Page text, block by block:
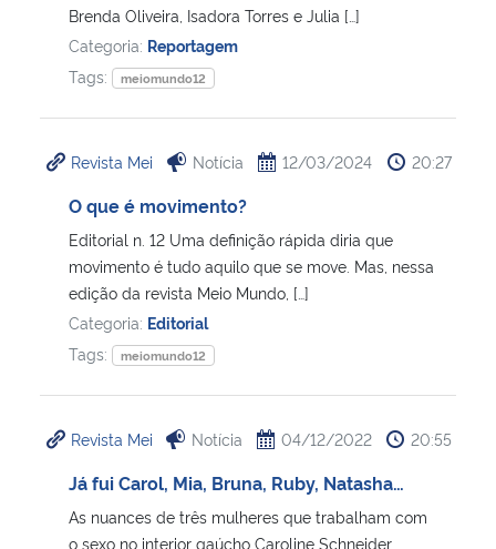
Brenda Oliveira, Isadora Torres e Julia […]
Categoria: Reportagem
Tags:
meiomundo12
Revista Mei Notícia 12/03/2024 20:27
O que é movimento?
Editorial n. 12 Uma definição rápida diria que
movimento é tudo aquilo que se move. Mas, nessa
edição da revista Meio Mundo, […]
Categoria: Editorial
Tags:
meiomundo12
Revista Mei Notícia 04/12/2022 20:55
Já fui Carol, Mia, Bruna, Ruby, Natasha…
As nuances de três mulheres que trabalham com
o sexo no interior gaúcho Caroline Schneider